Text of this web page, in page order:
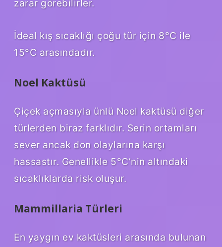
zarar görebilirler.
İdeal kış sıcaklığı çoğu tür için 8°C ile
15°C arasındadır.
Noel Kaktüsü
Çiçek açmasıyla ünlü Noel kaktüsü diğer
türlerden biraz farklıdır. Serin ortamları
sever ancak don olaylarına karşı
hassastır. Genellikle 5°C’nin altındaki
sıcaklıklarda risk oluşur.
Mammillaria Türleri
En yaygın ev kaktüsleri arasında bulunan